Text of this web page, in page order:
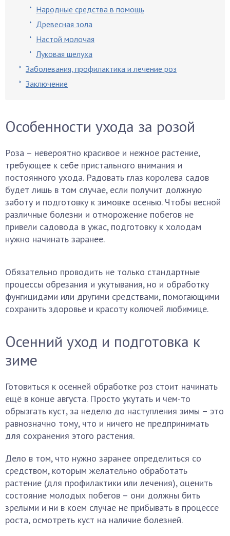
Народные средства в помощь
Древесная зола
Настой молочая
Луковая шелуха
Заболевания, профилактика и лечение роз
Заключение
Особенности ухода за розой
Роза – невероятно красивое и нежное растение,
требующее к себе пристального внимания и
постоянного ухода. Радовать глаз королева садов
будет лишь в том случае, если получит должную
заботу и подготовку к зимовке осенью. Чтобы весной
различные болезни и отморожение побегов не
привели садовода в ужас, подготовку к холодам
нужно начинать заранее.
Обязательно проводить не только стандартные
процессы обрезания и укутывания, но и обработку
фунгицидами или другими средствами, помогающими
сохранить здоровье и красоту колючей любимице.
Осенний уход и подготовка к
зиме
Готовиться к осенней обработке роз стоит начинать
ещё в конце августа. Просто укутать и чем-то
обрызгать куст, за неделю до наступления зимы – это
равнозначно тому, что и ничего не предпринимать
для сохранения этого растения.
Дело в том, что нужно заранее определиться со
средством, которым желательно обработать
растение (для профилактики или лечения), оценить
состояние молодых побегов – они должны бить
зрелыми и ни в коем случае не прибывать в процессе
роста, осмотреть куст на наличие болезней.